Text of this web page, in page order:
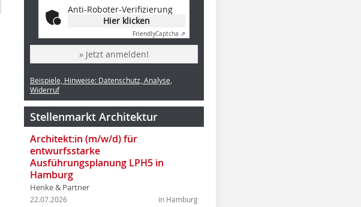
Anti-Roboter-Verifizierung
Hier klicken
FriendlyCaptcha ⇗
» Jetzt anmelden!
Beispiele, Hinweise: Datenschutz, Analyse,
Widerruf
Stellenmarkt Architektur
Architekt:in (m/w/d) für
entwurfsstarke
Ausführungsplanung LPH5 in
Hamburg
Henke & Partner
in Hamburg
22.07.2026